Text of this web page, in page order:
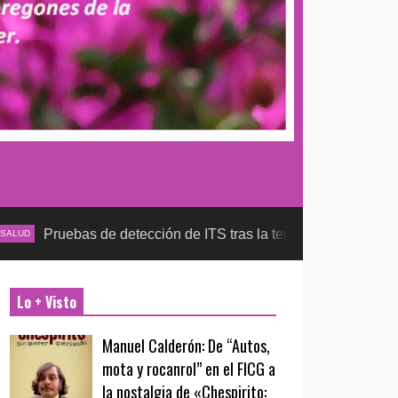
de detección de ITS tras la temporada futbolera,
Lo + Visto
Manuel Calderón: De “Autos,
mota y rocanrol” en el FICG a
la nostalgia de «Chespirito: